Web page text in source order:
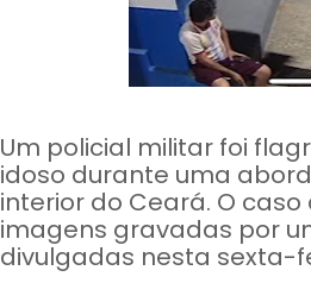
Um policial militar foi
idoso durante uma
interior do Ceará. O
imagens gravadas por
divulgadas nesta sexta-